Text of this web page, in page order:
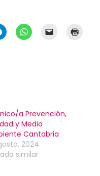
a Prevención,
y Medio
Cantabria
2024
similar